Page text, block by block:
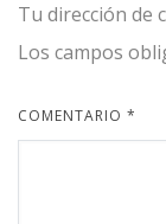
Tu dirección de
Los campos
COMENTARIO *